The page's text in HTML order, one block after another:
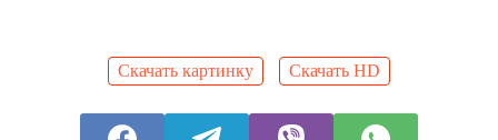
Скачать картинку Скачать HD